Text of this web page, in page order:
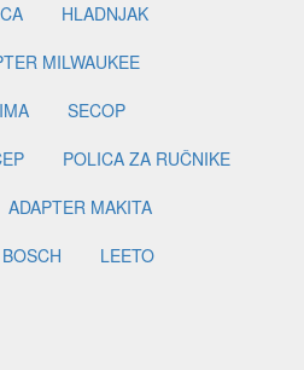
HLADNJAK
MILWAUKEE
SECOP
POLICA ZA RUČNIKE
ADAPTER MAKITA
LEETO